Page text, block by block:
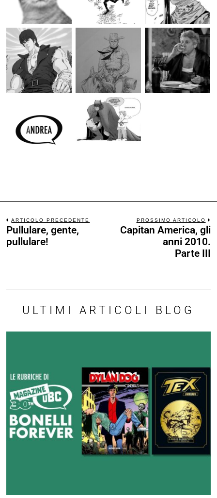
ARTICOLO PRECEDENTE
Pullulare, gente,
pullulare!
PROSSIMO ARTICOLO
Capitan America, gli
anni 2010.
Parte III
ULTIMI ARTICOLI BLOG